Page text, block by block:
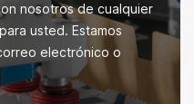
nosotros de cualquier
usted. Estamos
electrónico o